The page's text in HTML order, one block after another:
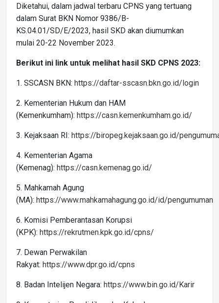
Diketahui, dalam jadwal terbaru CPNS yang tertuang
dalam Surat BKN Nomor 9386/B-
KS.04.01/SD/E/2023, hasil SKD akan diumumkan
mulai 20-22 November 2023.
Berikut ini link untuk melihat hasil SKD CPNS 2023:
1. SSCASN BKN: https://daftar-sscasn.bkn.go.id/login
2. Kementerian Hukum dan HAM
(Kemenkumham): https://casn.kemenkumham.go.id/
3. Kejaksaan RI: https://biropeg.kejaksaan.go.id/
4. Kementerian Agama
(Kemenag): https://casn.kemenag.go.id/
5. Mahkamah Agung
(MA): https://www.mahkamahagung.go.id/id/pengumuman
6. Komisi Pemberantasan Korupsi
(KPK): https://rekrutmen.kpk.go.id/cpns/
7. Dewan Perwakilan
Rakyat: https://www.dpr.go.id/cpns
8. Badan Intelijen Negara: https://www.bin.go.id/Karir